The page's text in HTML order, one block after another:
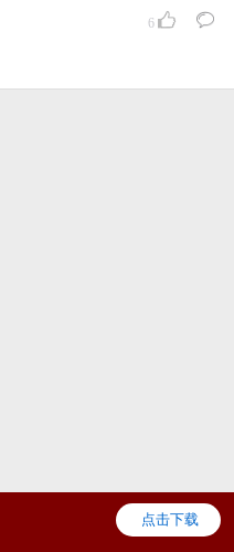
6
点击下载